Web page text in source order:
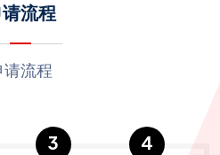
流程
请流程
3 4